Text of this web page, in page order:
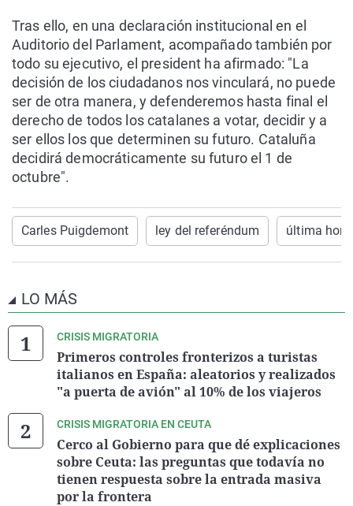
Tras ello, en una declaración institucional en el
Auditorio del Parlament, acompañado también por
todo su ejecutivo, el president ha afirmado: "La
decisión de los ciudadanos nos vinculará, no puede
ser de otra manera, y defenderemos hasta final el
derecho de todos los catalanes a votar, decidir y a
ser ellos los que determinen su futuro. Cataluña
decidirá democráticamente su futuro el 1 de
octubre".
Carles Puigdemont ley del referéndum última hora
LO MÁS
CRISIS MIGRATORIA
Primeros controles fronterizos a turistas
italianos en España: aleatorios y realizados
"a puerta de avión" al 10% de los viajeros
CRISIS MIGRATORIA EN CEUTA
Cerco al Gobierno para que dé explicaciones
sobre Ceuta: las preguntas que todavía no
tienen respuesta sobre la entrada masiva
por la frontera